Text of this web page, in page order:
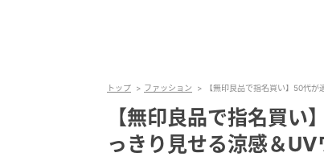
トップ ファッション 【無印良品で指名買い】50代
【無印良品で指名買
っきり見せる涼感＆UV